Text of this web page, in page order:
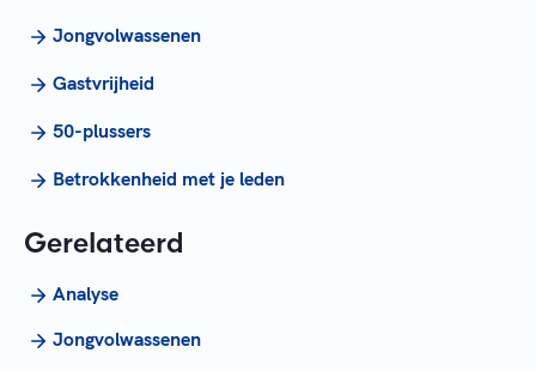
Jongvolwassenen
Gastvrijheid
50-plussers
Betrokkenheid met je leden
Gerelateerd
Analyse
Jongvolwassenen